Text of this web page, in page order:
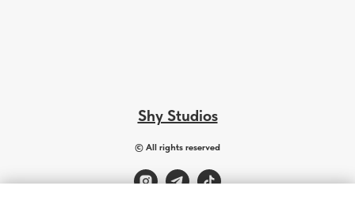
Shy Studios
© All rights reserved